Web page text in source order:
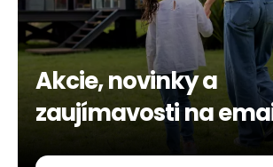
Akcie, novinky a
zaujímavosti na